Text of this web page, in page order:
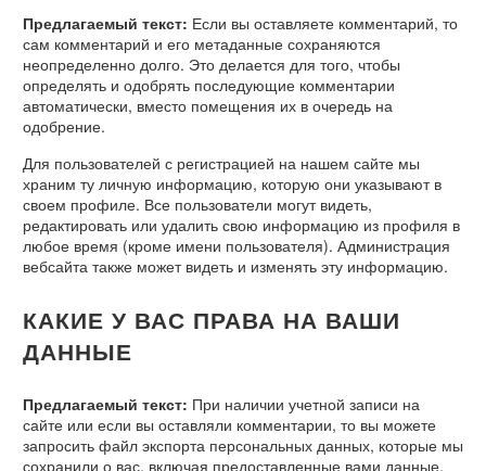
Предлагаемый текст: Если вы оставляете комментарий, то
сам комментарий и его метаданные сохраняются
неопределенно долго. Это делается для того, чтобы
определять и одобрять последующие комментарии
автоматически, вместо помещения их в очередь на
одобрение.
Для пользователей с регистрацией на нашем сайте мы
храним ту личную информацию, которую они указывают в
своем профиле. Все пользователи могут видеть,
редактировать или удалить свою информацию из профиля в
любое время (кроме имени пользователя). Администрация
вебсайта также может видеть и изменять эту информацию.
КАКИЕ У ВАС ПРАВА НА ВАШИ
ДАННЫЕ
Предлагаемый текст: При наличии учетной записи на
сайте или если вы оставляли комментарии, то вы можете
запросить файл экспорта персональных данных, которые мы
сохранили о вас, включая предоставленные вами данные.